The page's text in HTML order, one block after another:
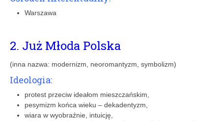
Warszawa
2. Już Młoda Polska
(inna nazwa: modernizm, neoromantyzm, symbolizm)
Ideologia:
protest przeciw ideałom mieszczańskim,
pesymizm końca wieku – dekadentyzm,
wiara w wyobraźnie, intuicję,